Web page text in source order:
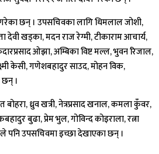
छन् । उपसचिवका लागि धिमलाल जोशी,
देवी खड्का, मदन राज रेग्मी, टीकाराम आचार्य,
ओझा, अम्बिका विष्ट मल्ल, भुवन रिजाल,
केसी, गणेशबहादुर साउद, मोहन विक,
छन् ।
ध्रुव खत्री, नेत्रप्रसाद खनाल, कमला कुँवर,
बुढा, प्रेम भुल, गोविन्द कोइराला, रत्ना
उपसचिवमा इच्छा देखाएका छन् ।